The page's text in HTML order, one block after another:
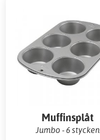
Muffinsplåt
Jumbo - 6 stycken